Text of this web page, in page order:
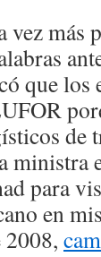
vez más
que los
de
ministra
para
en